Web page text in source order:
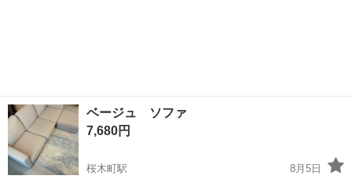
ベージュ ソファ
7,680円
桜木町駅
8月5日